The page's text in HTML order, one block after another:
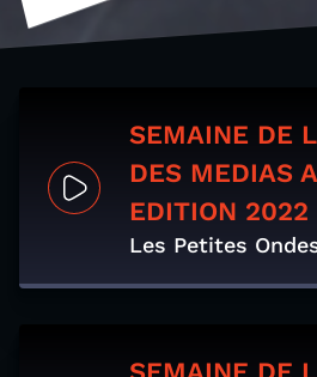
SEMAINE DE
DES MEDIAS
EDITION 2022
Les Petites